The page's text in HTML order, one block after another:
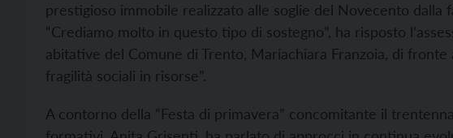
prestigioso immobile realizzato alle soglie del Novecento dalla
“Crediamo molto in questo tipo di sostegno”, ha risposto
abitative del Comune di Trento, Mariachiara Franzoia, di fronte
fragilità sociali in risorse”.
A contorno della “Festa di primavera” concomitante il